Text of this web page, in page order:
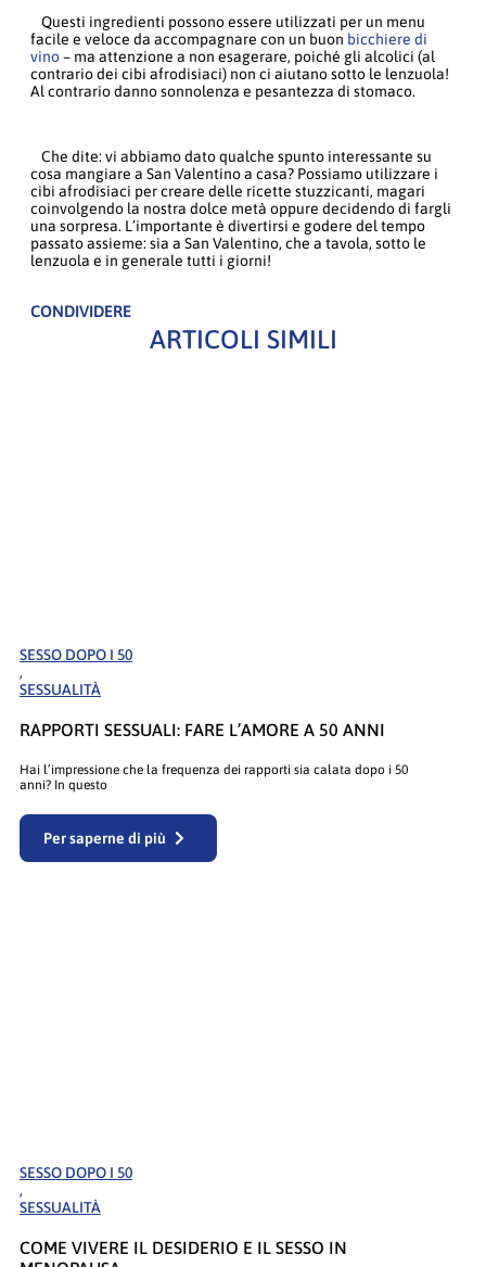
Questi ingredienti possono essere utilizzati per un menu
facile e veloce da accompagnare con un buon bicchiere di
vino– ma attenzione a non esagerare, poiché gli alcolici (al
contrario dei cibi afrodisiaci) non ci aiutano sotto le lenzuola!
Al contrario danno sonnolenza e pesantezza di stomaco.
Che dite: vi abbiamo dato qualche spunto interessante su
cosa mangiare a San Valentino a casa? Possiamo utilizzare i
cibi afrodisiaci per creare delle ricette stuzzicanti, magari
coinvolgendo la nostra dolce metà oppure decidendo di fargli
una sorpresa. L’importante è divertirsi e godere del tempo
passato assieme: sia a San Valentino, che a tavola, sotto le
lenzuola e in generale tutti i giorni!
CONDIVIDERE
ARTICOLI SIMILI
SESSO DOPO I 50
,
SESSUALITÀ
RAPPORTI SESSUALI: FARE L’AMORE A 50 ANNI
Hai l’impressione che la frequenza dei rapporti sia calata dopo i 50
anni? In questo
Per saperne di più
SESSO DOPO I 50
,
SESSUALITÀ
COME VIVERE IL DESIDERIO E IL SESSO IN